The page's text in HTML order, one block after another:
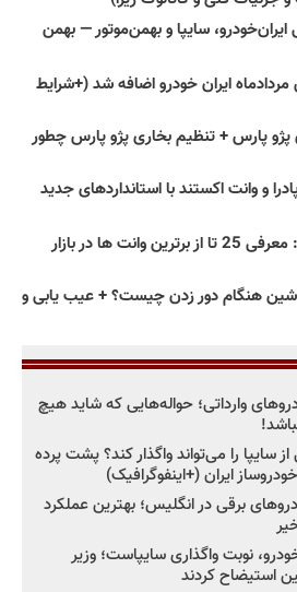
سایپا و بهمن‌موتور — بهمن
ایران خودرو اضافه شد (+شرایط
پارس + تنظیم بخاری پژو پارس چطور
و وانت اکستند با استانداردهای جدید
بهترین وانت ها در ایران: معرفی 25 تا از برترین وانت ها در بازار
هنگام دور زدن چیست؟ + عیب یابی و
وارداتی؛ حواله‌هایی که شاید هیچ
سایپا را می‌تواند واگذار کند؟ پشت پرده
ایران (+اینفوگرافیک)
برقی در انگلیس؛ بهترین عملکرد
نوبت واگذاری سایپاست؛ وزیر
استیضاح کردند